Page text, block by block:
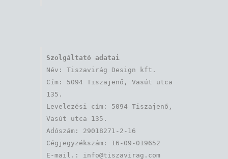
Szolgáltató adatai
Név: Tiszavirág Design kft.
Cím: 5094 Tiszajenő, Vasút utca
135.
Levelezési cím: 5094 Tiszajenő,
Vasút utca 135.
Adószám: 29018271-2-16
Cégjegyzékszám: 16-09-019652